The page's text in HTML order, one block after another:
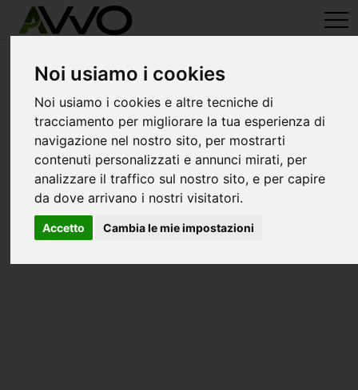
Noi usiamo i cookies
Noi usiamo i cookies e altre tecniche di
tracciamento per migliorare la tua esperienza di
navigazione nel nostro sito, per mostrarti
contenuti personalizzati e annunci mirati, per
analizzare il traffico sul nostro sito, e per capire
da dove arrivano i nostri visitatori.
Accetto Cambia le mie impostazioni
avvo-it>Brescia > Avvocati gianico